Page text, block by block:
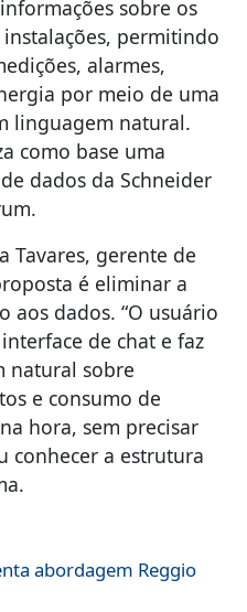
sobre os
permitindo
alarmes,
por meio de uma
linguagem natural.
como base uma
dados da Schneider
Tavares, gerente de
é eliminar a
aos dados. “O usuário
de chat e faz
natural sobre
e consumo de
hora, sem precisar
conhecer a estrutura
abordagem Reggio